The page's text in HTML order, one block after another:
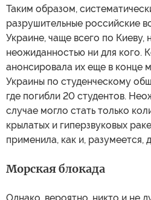
Таким образом,
разрушительные российские
Украине, чаще всего по Киеву,
неожиданностью ни для кого.
анонсировала их еще в конце
Украины по студенческому
где погибли 20 студентов.
случае могло стать только
крылатых и гиперзвуковых
применила, как и, разумеется,
Морская блокада